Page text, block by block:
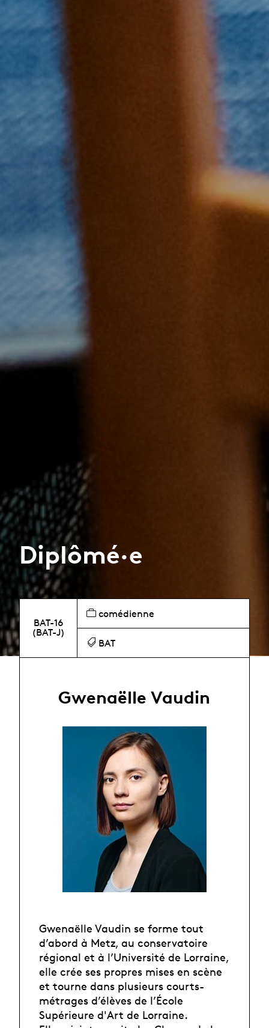
Diplômé·e
BAT-16
(BAT-J)
comédienne
BAT
Gwenaëlle Vaudin
Gwenaëlle Vaudin se forme tout
d’abord à Metz, au conservatoire
régional et à l’Université de Lorraine,
elle crée ses propres mises en scène
et tourne dans plusieurs courts-
métrages d’élèves de l’École
Supérieure d'Art de Lorraine.